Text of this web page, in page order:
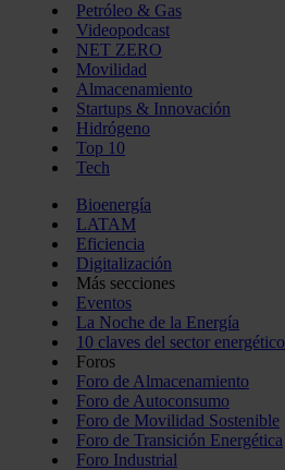
Petróleo & Gas
Videopodcast
NET ZERO
Movilidad
Almacenamiento
Startups & Innovación
Hidrógeno
Top 10
Tech
Bioenergía
LATAM
Eficiencia
Digitalización
Más secciones
Eventos
La Noche de la Energía
10 claves del sector energético
Foros
Foro de Almacenamiento
Foro de Autoconsumo
Foro de Movilidad Sostenible
Foro de Transición Energética
Foro Industrial